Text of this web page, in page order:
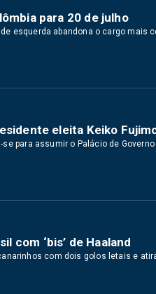
para 20 de julho
esquerda abandona o cargo mais
eleita Keiko
para assumir o Palácio de
com ‘bis’ de Haaland
com dois golos letais e